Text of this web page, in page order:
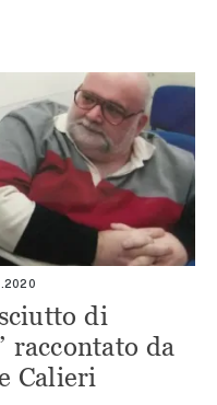
di
raccontato da
Calieri